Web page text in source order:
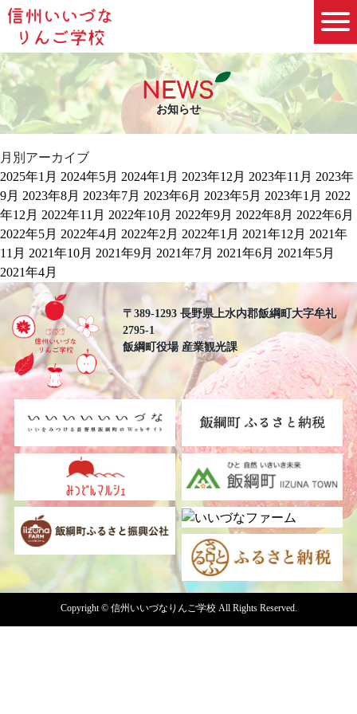
お知らせ
月別アーカイブ
2025年1月 2024年5月 2024年1月 2023年12月 2023年11月 2023年
9月 2023年8月 2023年7月 2023年6月 2023年5月 2023年1月 2022
年12月 2022年11月 2022年10月 2022年9月 2022年8月 2022年6月
2022年5月 2022年4月 2022年2月 2022年1月 2021年12月 2021年
11月 2021年10月 2021年9月 2021年7月 2021年6月 2021年5月
2021年4月
〒389-1293 長野県上水内郡飯綱町大字牟礼
2795-1
飯綱町役場 産業観光課
Copyright © 信州いいづなりんご学校 All Rights Reserved.